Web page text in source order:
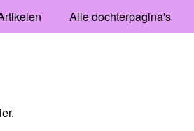
Alle dochterpagina's